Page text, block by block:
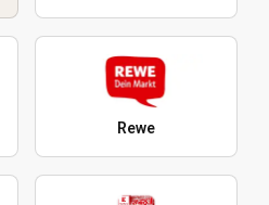
Rewe